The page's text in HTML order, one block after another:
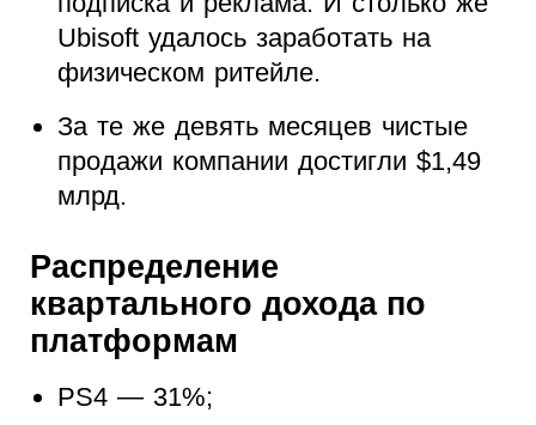
Ubisoft удалось заработать на
физическом ритейле.
За те же девять месяцев чистые
продажи компании достигли $1,49
млрд.
Распределение
квартального дохода по
платформам
PS4 — 31%;